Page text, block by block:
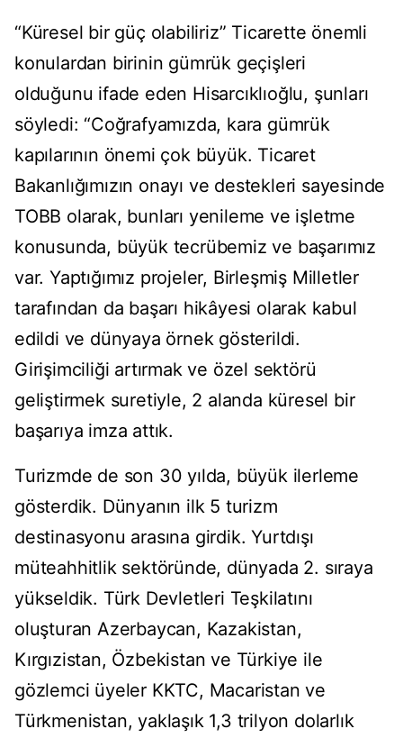
“Küresel bir güç olabiliriz” Ticarette önemli
konulardan birinin gümrük geçişleri
olduğunu ifade eden Hisarcıklıoğlu, şunları
söyledi: “Coğrafyamızda, kara gümrük
kapılarının önemi çok büyük. Ticaret
Bakanlığımızın onayı ve destekleri sayesinde
TOBB olarak, bunları yenileme ve işletme
konusunda, büyük tecrübemiz ve başarımız
var. Yaptığımız projeler, Birleşmiş Milletler
tarafından da başarı hikâyesi olarak kabul
edildi ve dünyaya örnek gösterildi.
Girişimciliği artırmak ve özel sektörü
geliştirmek suretiyle, 2 alanda küresel bir
başarıya imza attık.
Turizmde de son 30 yılda, büyük ilerleme
gösterdik. Dünyanın ilk 5 turizm
destinasyonu arasına girdik. Yurtdışı
müteahhitlik sektöründe, dünyada 2. sıraya
yükseldik. Türk Devletleri Teşkilatını
oluşturan Azerbaycan, Kazakistan,
Kırgızistan, Özbekistan ve Türkiye ile
gözlemci üyeler KKTC, Macaristan ve
Türkmenistan, yaklaşık 1,3 trilyon dolarlık